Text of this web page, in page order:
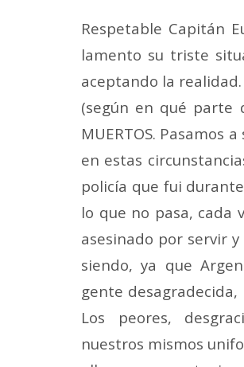
Respetable Capitán
lamento su triste
aceptando la
(según en qué parte
MUERTOS. Pasamos
en estas
policía que fui
lo que no pasa, cada
asesinado por servir
siendo, ya que
gente
Los peores,
nuestros mismos